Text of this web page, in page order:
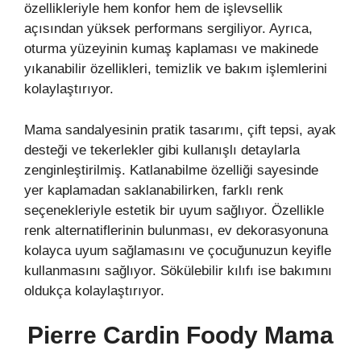
özellikleriyle hem konfor hem de işlevsellik
açısından yüksek performans sergiliyor. Ayrıca,
oturma yüzeyinin kumaş kaplaması ve makinede
yıkanabilir özellikleri, temizlik ve bakım işlemlerini
kolaylaştırıyor.
Mama sandalyesinin pratik tasarımı, çift tepsi, ayak
desteği ve tekerlekler gibi kullanışlı detaylarla
zenginleştirilmiş. Katlanabilme özelliği sayesinde
yer kaplamadan saklanabilirken, farklı renk
seçenekleriyle estetik bir uyum sağlıyor. Özellikle
renk alternatiflerinin bulunması, ev dekorasyonuna
kolayca uyum sağlamasını ve çocuğunuzun keyifle
kullanmasını sağlıyor. Sökülebilir kılıfı ise bakımını
oldukça kolaylaştırıyor.
Pierre Cardin Foody Mama